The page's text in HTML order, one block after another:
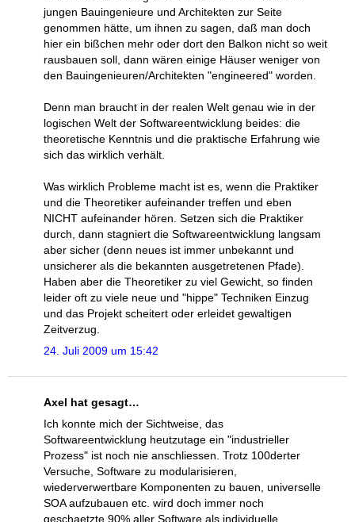
jungen Bauingenieure und Architekten zur Seite
genommen hätte, um ihnen zu sagen, daß man doch
hier ein bißchen mehr oder dort den Balkon nicht so weit
rausbauen soll, dann wären einige Häuser weniger von
den Bauingenieuren/Architekten "engineered" worden.
Denn man braucht in der realen Welt genau wie in der
logischen Welt der Softwareentwicklung beides: die
theoretische Kenntnis und die praktische Erfahrung wie
sich das wirklich verhält.
Was wirklich Probleme macht ist es, wenn die Praktiker
und die Theoretiker aufeinander treffen und eben
NICHT aufeinander hören. Setzen sich die Praktiker
durch, dann stagniert die Softwareentwicklung langsam
aber sicher (denn neues ist immer unbekannt und
unsicherer als die bekannten ausgetretenen Pfade).
Haben aber die Theoretiker zu viel Gewicht, so finden
leider oft zu viele neue und "hippe" Techniken Einzug
und das Projekt scheitert oder erleidet gewaltigen
Zeitverzug.
24. Juli 2009 um 15:42
Axel hat gesagt…
Ich konnte mich der Sichtweise, das
Softwareentwicklung heutzutage ein "industrieller
Prozess" ist noch nie anschliessen. Trotz 100derter
Versuche, Software zu modularisieren,
wiederverwertbare Komponenten zu bauen, universelle
SOA aufzubauen etc. wird doch immer noch
geschaetzte 90% aller Software als individuelle